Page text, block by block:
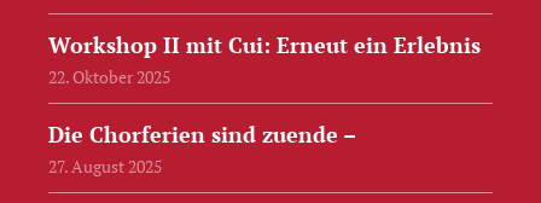
Workshop II mit Cui: Erneut ein Erlebnis
22. Oktober 2025
Die Chorferien sind zuende –
27. August 2025